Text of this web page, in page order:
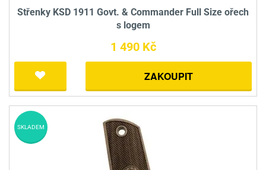
Střenky KSD 1911 Govt. & Commander Full Size ořech
s logem
1 490 Kč
ZAKOUPIT
SKLADEM